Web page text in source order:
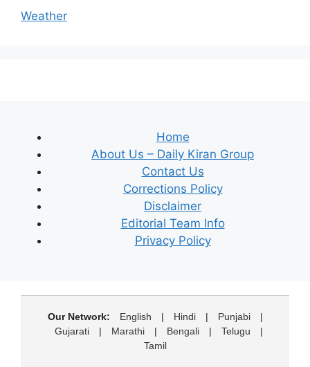
Weather
Home
About Us – Daily Kiran Group
Contact Us
Corrections Policy
Disclaimer
Editorial Team Info
Privacy Policy
Our Network: English | Hindi | Punjabi
|
Gujarati
| Marathi | Bengali | Telugu
|
Tamil